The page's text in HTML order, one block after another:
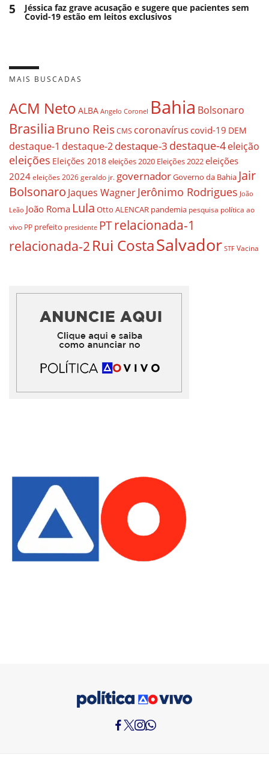
5 Jéssica faz grave acusação e sugere que pacientes sem
Covid-19 estão em leitos exclusivos
MAIS BUSCADAS
ACM Neto ALBA Angelo Coronel Bahia Bolsonaro
BrasiliaBruno ReisCMS coronavírus covid-19 DEM
destaque-1 destaque-2destaque-3 destaque-4eleição
eleições Eleições 2018eleições 2020 Eleições 2022eleições
2024 eleições 2026 geraldo jr. governadorGoverno da Bahia Jair
Bolsonaro Jaques WagnerJerônimo Rodrigues João
Leão João Roma Lula Otto ALENCAR pandemia pesquisa política ao
vivo PP prefeito presidente PTrelacionada-1
relacionada-2 Rui CostaSalvador STF Vacina